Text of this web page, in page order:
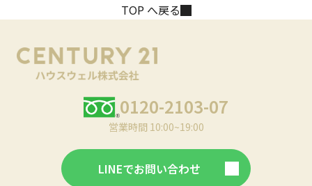
TOP へ戻る
0120-2103-07
営業時間 10:00~19:00
LINEでお問い合わせ